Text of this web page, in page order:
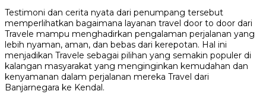
Testimoni dan cerita nyata dari penumpang tersebut
memperlihatkan bagaimana layanan travel door to door dari
Travele mampu menghadirkan pengalaman perjalanan yang
lebih nyaman, aman, dan bebas dari kerepotan. Hal ini
menjadikan Travele sebagai pilihan yang semakin populer di
kalangan masyarakat yang menginginkan kemudahan dan
kenyamanan dalam perjalanan mereka Travel dari
Banjarnegara ke Kendal.